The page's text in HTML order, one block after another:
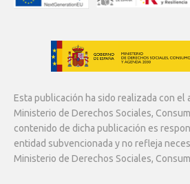
Esta publicación ha sido realizada con el
Ministerio de Derechos Sociales,
contenido de dicha publicación es
entidad subvencionada y no refleja
Ministerio de Derechos Sociales,